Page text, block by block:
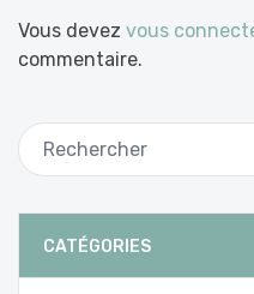
Vous devez vous
commentaire.
CATÉGORIES